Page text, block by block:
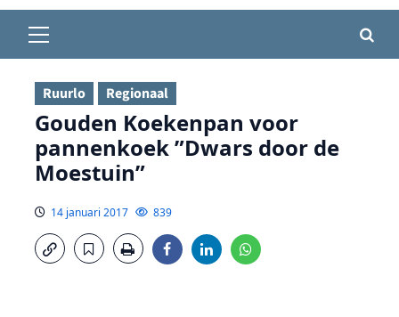
menu
Ruurlo Regionaal
Gouden Koekenpan voor
pannenkoek ”Dwars door de
Moestuin”
14 januari 2017 839